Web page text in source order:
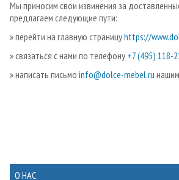
Мы приносим свои извинения за
предлагаем следующие пути:
» перейти на главную страницуhttps://
» связаться с нами по телефону +7 (495) 118-
» написать письмо info@dolce-mebel.ru
О НАС